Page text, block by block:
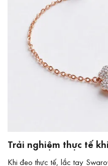
Trải nghiệm thực tế
Khi đeo thực tế, lắc tay